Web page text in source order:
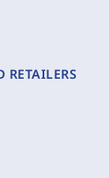
RETAILERS